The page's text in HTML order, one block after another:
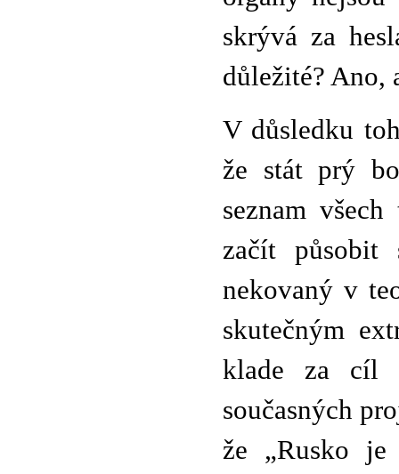
skrývá za
důležité? Ano,
V důsledku
že stát prý
seznam
začít působit
nekovaný v
skutečným
klade za cíl
současných
že „Rusko